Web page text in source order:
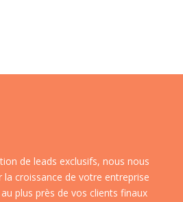
de leads exclusifs, nous nous
croissance de votre entreprise
plus près de vos clients finaux